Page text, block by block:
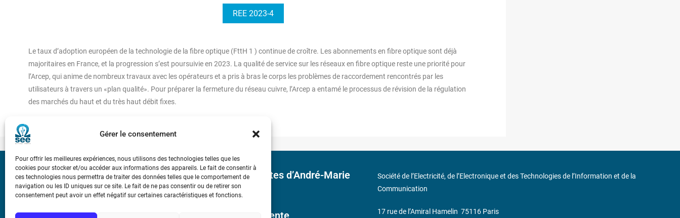
Gérer le consentement
Pour offrir les meilleures expériences, nous utilisons des technologies telles que les
cookies pour stocker et/ou accéder aux informations des appareils. Le fait de consentir à
ces technologies nous permettra de traiter des données telles que le comportement de
navigation ou les ID uniques sur ce site. Le fait de ne pas consentir ou de retirer son
consentement peut avoir un effet négatif sur certaines caractéristiques et fonctions.
REE 2023-4
Le taux d’adoption européen de la technologie de la fibre optique (FttH 1 ) continue de croître. Les abonnements en fibre optique sont déjà
majoritaires en France, et la progression s’est poursuivie en 2023. La qualité de service sur les réseaux en fibre optique reste une priorité pour
l’Arcep, qui anime de nombreux travaux avec les opérateurs et a pris à bras le corps les problèmes de raccordement rencontrés par les
utilisateurs à travers un «plan qualité». Pour préparer la fermeture du réseau cuivre, l’Arcep a entamé le processus de révision de la régulation
des marchés du haut et du très haut débit fixes.
Bicentenaire des découvertes d’André-Marie
Ampère
Conditions Générales de Vente
Société de l’Electricité, de l’Electronique et des Technologies de l’Information et de la
Communication
17 rue de l’Amiral Hamelin 75116 Paris